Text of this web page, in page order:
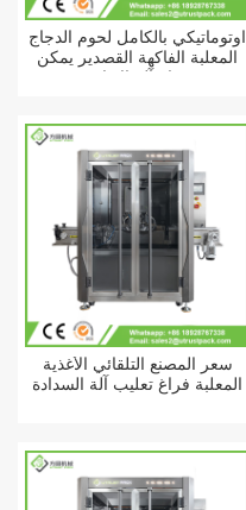
أوتوماتيكي بالكامل لحوم الدجاج
المعلبة الفاكهة القصدير يمكن
سعر المصنع التلقائي الأغذية
المعلبة فراغ تعليب آلة السدادة